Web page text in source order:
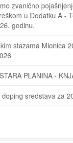
zvanično
u Dodatku A -
godinu.
stazama Mionica
PLANINA -
sredstava za